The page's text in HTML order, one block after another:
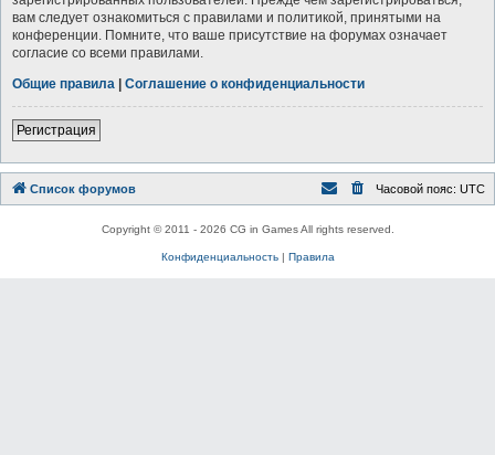
вам следует ознакомиться с правилами и политикой, принятыми на
конференции. Помните, что ваше присутствие на форумах означает
согласие со всеми правилами.
Общие правила | Соглашение о конфиденциальности
Регистрация
Список форумов Часовой пояс: UTC
Copyright © 2011 - 2026 CG in Games All rights reserved.
Конфиденциальность| Правила